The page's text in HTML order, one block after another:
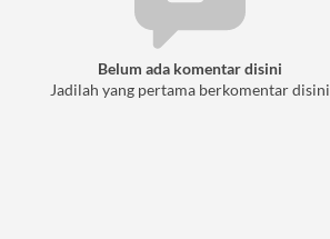
Belum ada komentar disini
Jadilah yang pertama berkomentar disini